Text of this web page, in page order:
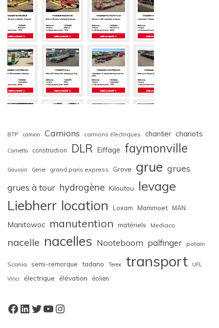
BTP camion Camions camions électriques chantier chariots
Cometto construction DLR Eiffage faymonville
Gaussin Genie grand paris express Grove grue grues
grues à tour hydrogène Kiloutou levage
Liebherr location Loxam Mammoet MAN
Manitowoc manutention matériels Mediaco
nacelle nacelles Nooteboom palfinger potain
Scania semi-remorque tadano Terex transport UFL
Vinci électrique élévation éolien
Facebook
LinkedIn
Twitter
YouTube
Instagram